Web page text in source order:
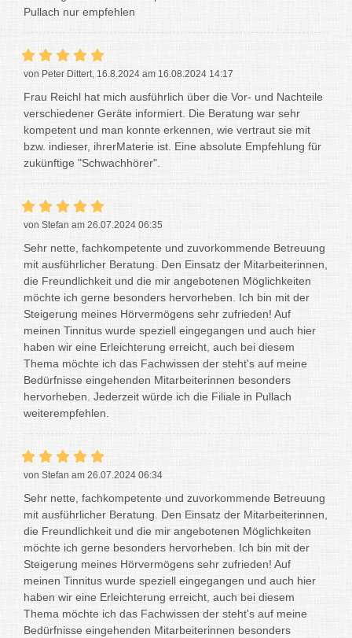
Pullach nur empfehlen
von Peter Dittert, 16.8.2024 am 16.08.2024 14:17
Frau Reichl hat mich ausführlich über die Vor- und Nachteile
verschiedener Geräte informiert. Die Beratung war sehr
kompetent und man konnte erkennen, wie vertraut sie mit
bzw. indieser, ihrerMaterie ist. Eine absolute Empfehlung für
zukünftige "Schwachhörer".
von Stefan am 26.07.2024 06:35
Sehr nette, fachkompetente und zuvorkommende Betreuung
mit ausführlicher Beratung. Den Einsatz der Mitarbeiterinnen,
die Freundlichkeit und die mir angebotenen Möglichkeiten
möchte ich gerne besonders hervorheben. Ich bin mit der
Steigerung meines Hörvermögens sehr zufrieden! Auf
meinen Tinnitus wurde speziell eingegangen und auch hier
haben wir eine Erleichterung erreicht, auch bei diesem
Thema möchte ich das Fachwissen der steht's auf meine
Bedürfnisse eingehenden Mitarbeiterinnen besonders
hervorheben. Jederzeit würde ich die Filiale in Pullach
weiterempfehlen.
von Stefan am 26.07.2024 06:34
Sehr nette, fachkompetente und zuvorkommende Betreuung
mit ausführlicher Beratung. Den Einsatz der Mitarbeiterinnen,
die Freundlichkeit und die mir angebotenen Möglichkeiten
möchte ich gerne besonders hervorheben. Ich bin mit der
Steigerung meines Hörvermögens sehr zufrieden! Auf
meinen Tinnitus wurde speziell eingegangen und auch hier
haben wir eine Erleichterung erreicht, auch bei diesem
Thema möchte ich das Fachwissen der steht's auf meine
Bedürfnisse eingehenden Mitarbeiterinnen besonders